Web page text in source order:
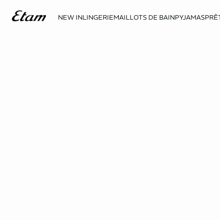
NEW INLINGERIEMAILLOTS DE BAINPYJAMAS